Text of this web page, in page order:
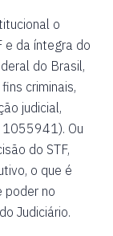
o
e da íntegra do
do Brasil,
criminais,
judicial,
1055941). Ou
do STF,
o que é
poder no
Judiciário.